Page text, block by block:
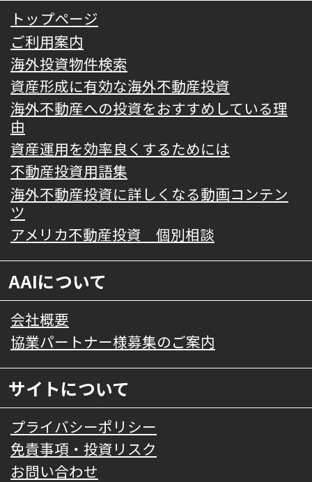
トップページ
ご利用案内
海外投資物件検索
資産形成に有効な海外不動産投資
海外不動産への投資をおすすめしている理
由
資産運用を効率良くするためには
不動産投資用語集
海外不動産投資に詳しくなる動画コンテン
ツ
アメリカ不動産投資 個別相談
AAIについて
会社概要
協業パートナー様募集のご案内
サイトについて
プライバシーポリシー
免責事項・投資リスク
お問い合わせ